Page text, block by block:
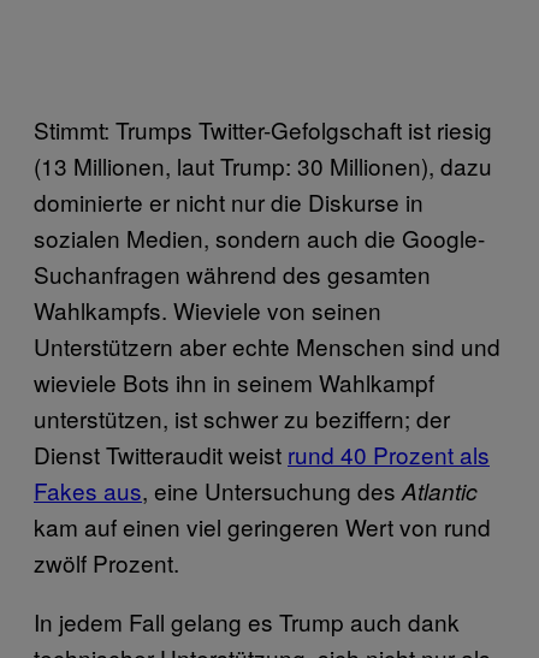
Stimmt: Trumps Twitter-Gefolgschaft ist riesig
(13 Millionen, laut Trump: 30 Millionen), dazu
dominierte er nicht nur die Diskurse in
sozialen Medien, sondern auch die Google-
Suchanfragen während des gesamten
Wahlkampfs. Wieviele von seinen
Unterstützern aber echte Menschen sind und
wieviele Bots ihn in seinem Wahlkampf
unterstützen, ist schwer zu beziffern; der
Dienst Twitteraudit weist rund 40 Prozent als
Fakes aus, eine Untersuchung des Atlantic
kam auf einen viel geringeren Wert von rund
zwölf Prozent.
In jedem Fall gelang es Trump auch dank